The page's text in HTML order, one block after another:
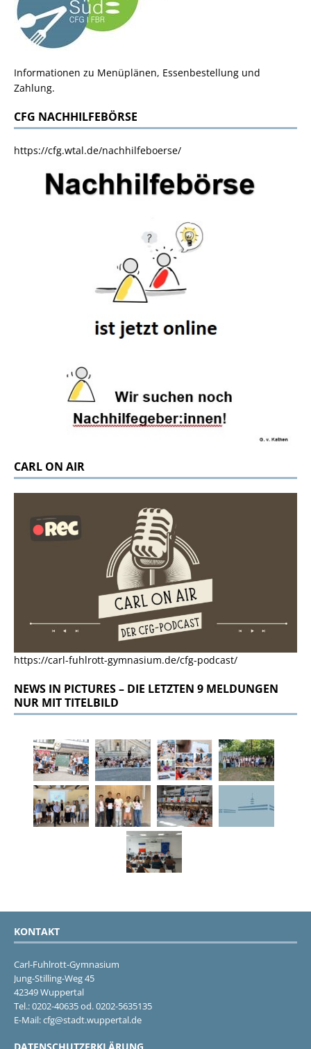
Informationen zu Menüplänen, Essenbestellung und
Zahlung.
CFG NACHHILFEBÖRSE
https://cfg.wtal.de/nachhilfeboerse/
CARL ON AIR
https://carl-fuhlrott-gymnasium.de/cfg-podcast/
NEWS IN PICTURES – DIE LETZTEN 9 MELDUNGEN
NUR MIT TITELBILD
KONTAKT
Carl-Fuhlrott-Gymnasium
Jung-Stilling-Weg 45
42349 Wuppertal
Tel.: 0202-40635 od. 0202-5635135
E-Mail: cfg@stadt.wuppertal.de
DATENSCHUTZERKLÄRUNG